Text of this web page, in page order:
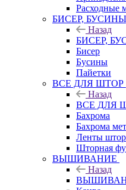
Расходные
БИСЕР,
Назад
БИСЕР,
Бисер
Бусины
Пайетки
ВСЕ ДЛЯ ШТОР
Назад
ВСЕ ДЛЯ
Бахрома
Бахрома
Ленты
Шторная
ВЫШИВАНИЕ
Назад